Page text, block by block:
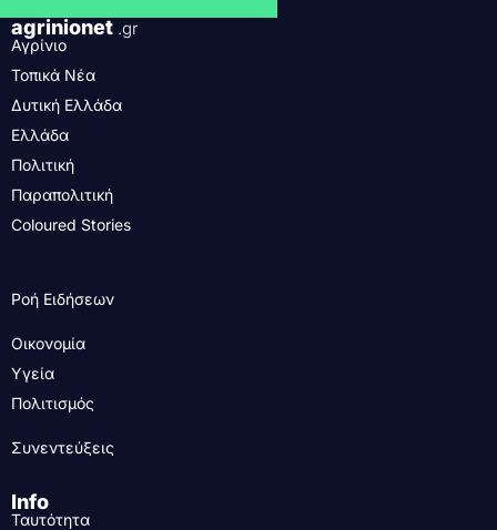
agrinionet .gr
Αγρίνιο
Τοπικά Νέα
Δυτική Ελλάδα
Ελλάδα
Πολιτική
Παραπολιτική
Coloured Stories
Ροή Ειδήσεων
Οικονομία
Υγεία
Πολιτισμός
Συνεντεύξεις
Info
Ταυτότητα